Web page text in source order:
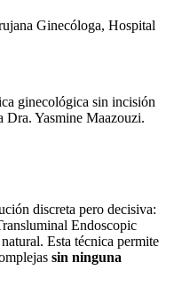
Ginecóloga, Hospital
ginecológica sin incisión
Dra. Yasmine Maazouzi.
discreta pero decisiva:
Endoscopic
Esta técnica permite
sin ninguna